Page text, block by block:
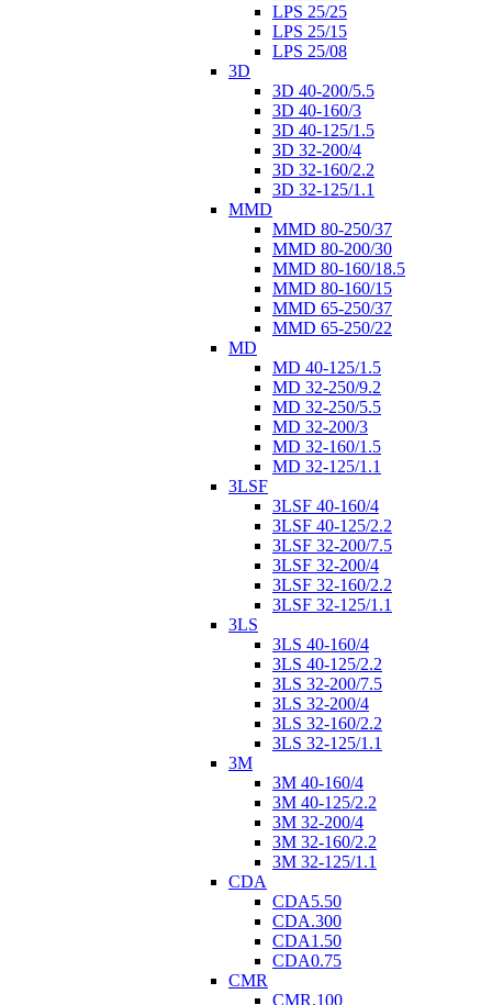
LPS 25/25
LPS 25/15
LPS 25/08
3D
3D 40-200/5.5
3D 40-160/3
3D 40-125/1.5
3D 32-200/4
3D 32-160/2.2
3D 32-125/1.1
MMD
MMD 80-250/37
MMD 80-200/30
MMD 80-160/18.5
MMD 80-160/15
MMD 65-250/37
MMD 65-250/22
MD
MD 40-125/1.5
MD 32-250/9.2
MD 32-250/5.5
MD 32-200/3
MD 32-160/1.5
MD 32-125/1.1
3LSF
3LSF 40-160/4
3LSF 40-125/2.2
3LSF 32-200/7.5
3LSF 32-200/4
3LSF 32-160/2.2
3LSF 32-125/1.1
3LS
3LS 40-160/4
3LS 40-125/2.2
3LS 32-200/7.5
3LS 32-200/4
3LS 32-160/2.2
3LS 32-125/1.1
3M
3M 40-160/4
3M 40-125/2.2
3M 32-200/4
3M 32-160/2.2
3M 32-125/1.1
CDA
CDA5.50
CDA.300
CDA1.50
CDA0.75
CMR
CMR.100